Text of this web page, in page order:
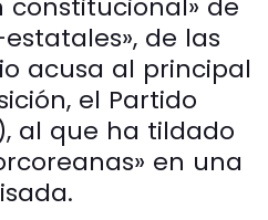
de
de las
acusa al principal
el Partido
al que ha tildado
en una